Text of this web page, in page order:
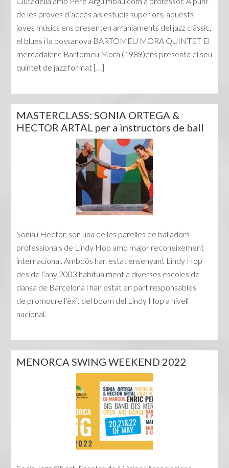
de les proves d’accés als estudis superiors, aquests
joves músics ens presenten arranjaments del jazz clàssic,
el blues i la bossanova BARTOMEU MORA QUINTET El
mercadalenc Bartomeu Mora (1989)ens presenta el seu
quintet de jazz format […]
MASTERCLASS: SONIA ORTEGA &
HECTOR ARTAL per a instructors de ball
Sonia i Hector, son una de les parelles de balladors
professionals de Lindy Hop amb major reconeixement
internacional. Ambdós han estat ensenyant Lindy Hop
des de l’any 2003 habitualment a diverses escoles de
dansa de Barcelona i han estat en part responsables
de promoure l’èxit del boom del Lindy Hop a nivell
nacional.
MENORCA SWING WEEKEND 2022